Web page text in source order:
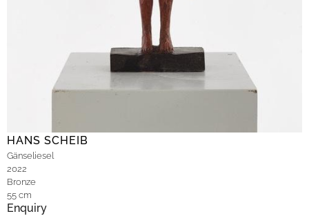
HANS SCHEIB
Gänseliesel
2022
Bronze
55 cm
Enquiry